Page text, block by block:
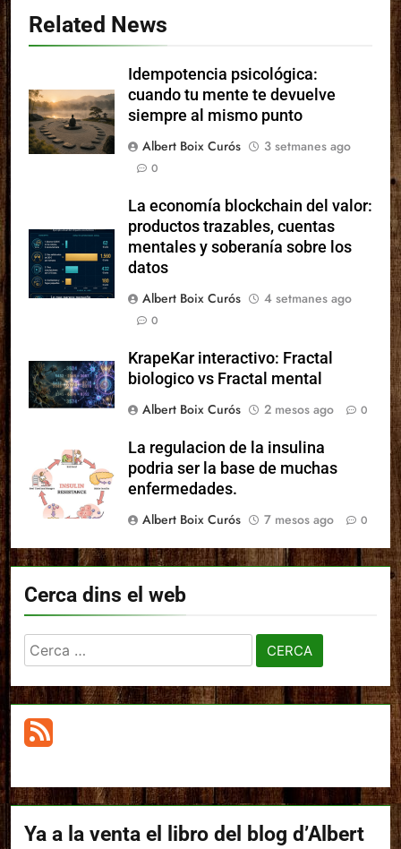
Related News
Idempotencia psicológica:
cuando tu mente te devuelve
siempre al mismo punto
Albert Boix Curós
3 setmanes ago
0
La economía blockchain del valor:
productos trazables, cuentas
mentales y soberanía sobre los
datos
Albert Boix Curós
4 setmanes ago
0
KrapeKar interactivo: Fractal
biologico vs Fractal mental
Albert Boix Curós
2 mesos ago 0
La regulacion de la insulina
podria ser la base de muchas
enfermedades.
Albert Boix Curós
7 mesos ago 0
Cerca dins el web
Cerca:
Ya a la venta el libro del blog d’Albert